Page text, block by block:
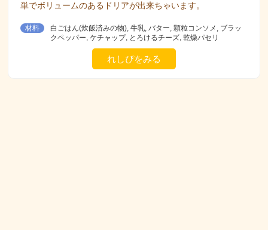
単でボリュームのあるドリアが出来ちゃいます。
材料
白ごはん(炊飯済みの物), 牛乳, バター, 顆粒コンソメ, ブラッ
クペッパー, ケチャップ, とろけるチーズ, 乾燥パセリ
れしぴをみる